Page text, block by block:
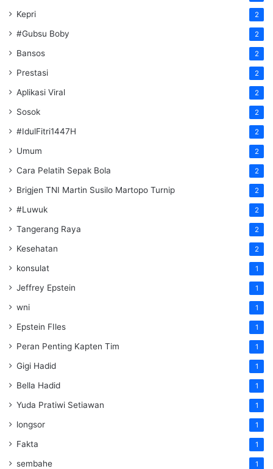
Kepri 2
#Gubsu Boby 2
Bansos 2
Prestasi 2
Aplikasi Viral 2
Sosok 2
#IdulFitri1447H 2
Umum 2
Cara Pelatih Sepak Bola 2
Brigjen TNI Martin Susilo Martopo Turnip 2
#Luwuk 2
Tangerang Raya 2
Kesehatan 2
konsulat 1
Jeffrey Epstein 1
wni 1
Epstein FIles 1
Peran Penting Kapten Tim 1
Gigi Hadid 1
Bella Hadid 1
Yuda Pratiwi Setiawan 1
longsor 1
Fakta 1
sembahe 1